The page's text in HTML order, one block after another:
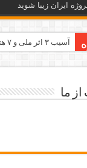
ایران زیبا شوید
آسیب ۳ اثر ملی و ۷ هتل آذربایجان غربی در جنگ رمضان
۶۸۱ میلیارد ریال تسهیلات برای توسعه گردشگری گلستان
تاب‌آوری؛ سرمایه
ما